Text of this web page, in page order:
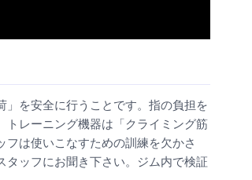
」を安全に行うことです。指の負担を
レーニング機器は「クライミング筋
は使いこなすための訓練を欠かさ
ッフにお聞き下さい。ジム内で検証